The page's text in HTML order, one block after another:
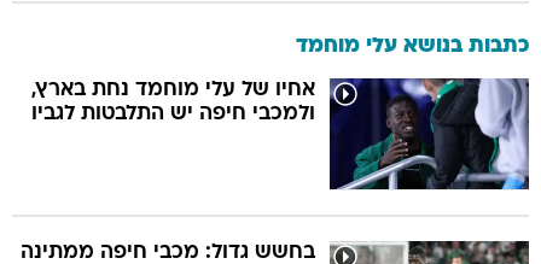
כתבות בנושא עלי מוחמד
אחיו של עלי מוחמד נחת בארץ,
ולמכבי חיפה יש התלבטות לגביו
בחשש גדול: מכבי חיפה ממתינה